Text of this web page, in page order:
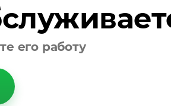
его работу